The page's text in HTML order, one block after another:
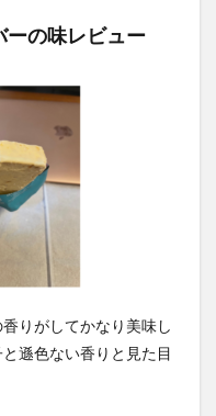
ーの味レビュー
りがしてかなり美味し
遜色ない香りと見た目